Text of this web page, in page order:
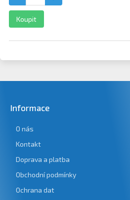
Koupit
Informace
O nás
Kontakt
Doprava a platba
Obchodní podmínky
Ochrana dat